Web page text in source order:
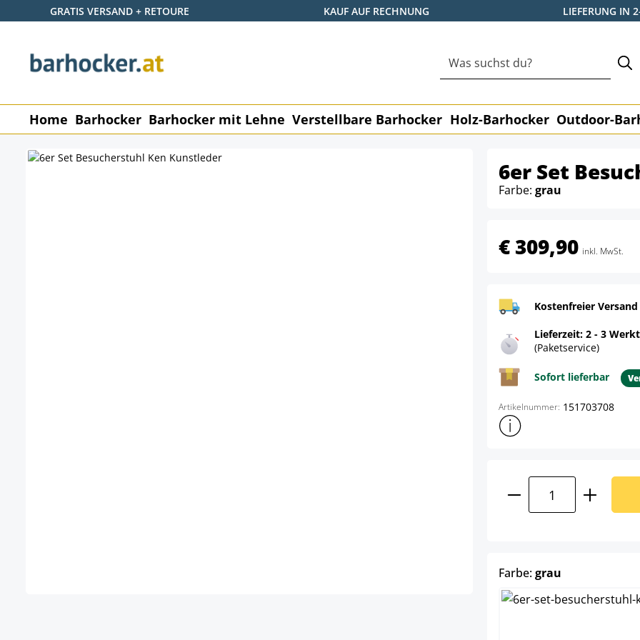
Hauptinhalt springen
Zur Suche springen
Zur Hauptnavigation springen
GRATIS VERSAND + RETOURE KAUF AUF RECHNUNG LIEFERUNG IN
Home Barhocker Barhocker mit Lehne Verstellbare Barhocker Holz-Barhocker Outdoor-
6er Set
Farbe: grau
€ 309,90 inkl. MwSt.
Kostenfreier
Lieferzeit: 2 - 3
(Paketservice)
Sofort lieferbar
Artikelnummer: 151703708
Weitere
Produkt Anzahl:
Farbe:grau